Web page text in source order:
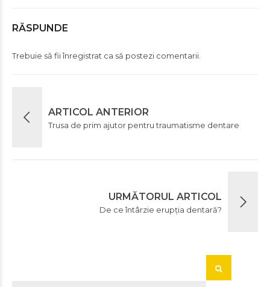
RĂSPUNDE
Trebuie să fiiînregistrat ca să postezi comentarii.
ARTICOL ANTERIOR
Trusa de prim ajutor pentru traumatisme dentare
URMĂTORUL ARTICOL
De ce întârzie erupția dentară?